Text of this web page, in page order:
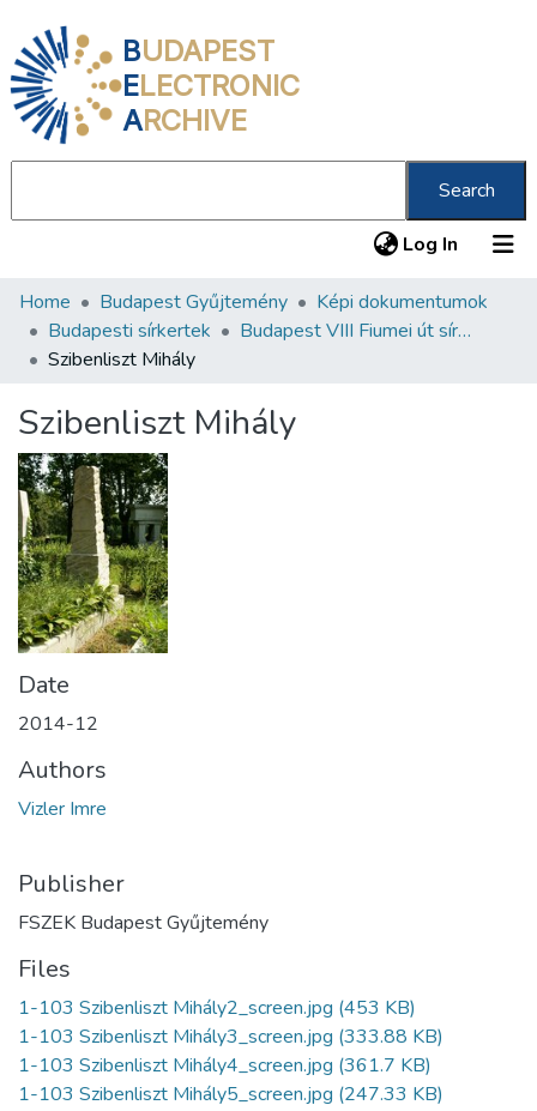
BUDAPEST
ELECTRONIC
ARCHIVE
Search
Log In (current)
Communities & Collections
All of DSpace
About us
Home Budapest Gyűjtemény
Képi dokumentumok
Budapesti sírkertek
Budapest VIII Fiumei út sírkert 1. rész
Szibenliszt Mihály
Szibenliszt Mihály
Date
2014-12
Authors
Vizler Imre
Publisher
FSZEK Budapest Gyűjtemény
Files
1-103 Szibenliszt Mihály2_screen.jpg (453 KB)
1-103 Szibenliszt Mihály3_screen.jpg (333.88 KB)
1-103 Szibenliszt Mihály4_screen.jpg (361.7 KB)
1-103 Szibenliszt Mihály5_screen.jpg (247.33 KB)